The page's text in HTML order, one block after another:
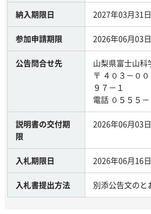
納入期限日 2027年03月31日
参加申請期限 2026年06月03日
公告問合せ先
山梨県富士山
〒 ４０３－０
９７－１
電話 ０５５５
説明書の交付期
限
2026年06月03日
入札期限日 2026年06月16日
入札書提出方法 別添公告文のと